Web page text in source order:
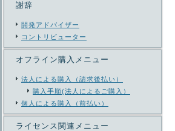
謝辞
開発アドバイザー
コントリビューター
オフライン購入メニュー
法人による購入（請求後払い）
購入手順(法人によるご購入）
個人による購入（前払い）
ライセンス関連メニュー